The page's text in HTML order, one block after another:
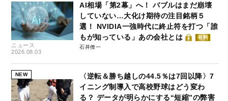
ニュース
2026.08.03
AI相場「第2幕」へ！ バブルはまだ崩壊
していない…大化け期待の注目銘柄５
選！ NVIDIA一強時代に終止符を打つ「誰
もが知っている」あの会社とは
有料
石井僚一
NEW
〈逆転＆勝ち越しの44.5％は7回以降〉7
イニング制導入で高校野球はどう変わ
る？ データが明らかにする“短縮”の弊害